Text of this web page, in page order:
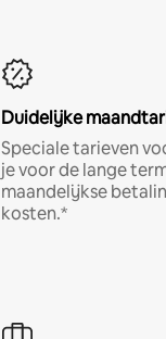
Duidelijke
Speciale tarieven
je voor de lange
maandelijkse
kosten.*